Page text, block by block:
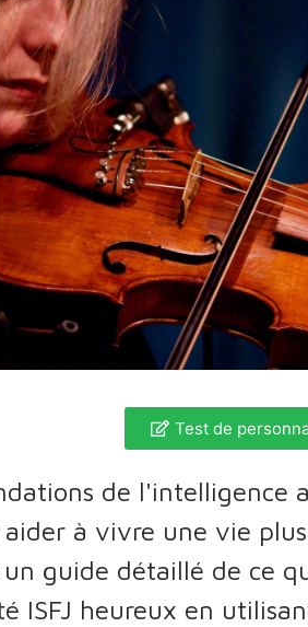
Test de
de l'intelligence
à vivre une vie
guide détaillé de ce
ISFJ heureux en